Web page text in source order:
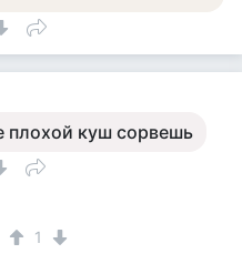
плохой куш сорвешь
1